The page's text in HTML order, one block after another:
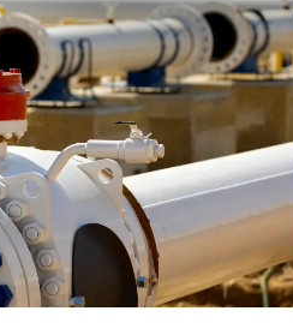
d
e
l
c
n
s
n
s
o